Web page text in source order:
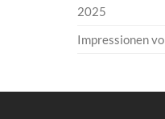
2025
Impressionen